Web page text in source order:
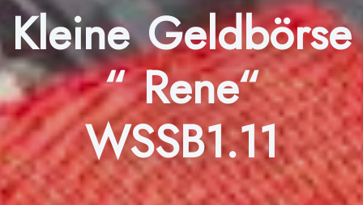
Kleine Geldbörse
“ Rene“
WSSB1.11